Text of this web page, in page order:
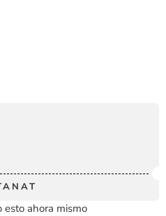
esto ahora mismo